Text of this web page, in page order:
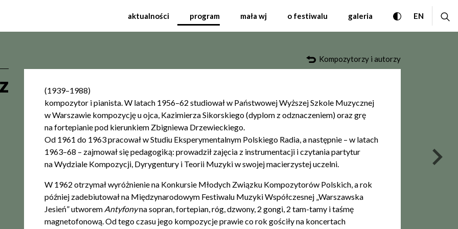
Festiwal Muzyki Współczesnej
aktualności program mała wj o festiwalu galeria przełącz
ENCHANGE
Kompozytorzy i autorzy
(1939–1988)
kompozytor i pianista. W latach 1956–62 studiował w Państwowej Wyższej Szkole Muzycznej
w Warszawie kompozycję u ojca, Kazimierza Sikorskiego (dyplom z odznaczeniem) oraz grę
na fortepianie pod kierunkiem Zbigniewa Drzewieckiego.
Od 1961 do 1963 pracował w Studiu Eksperymentalnym Polskiego Radia, a następnie – w latach
1963–68 – zajmował się pedagogiką: prowadził zajęcia z instrumentacji i czytania partytur
na Wydziale Kompozycji, Dyrygentury i Teorii Muzyki w swojej macierzystej uczelni.
W 1962 otrzymał wyróżnienie na Konkursie Młodych Związku Kompozytorów Polskich, a rok
później zadebiutował na Międzynarodowym Festiwalu Muzyki Współczesnej „Warszawska
Jesień” utworem Antyfonyna sopran, fortepian, róg, dzwony, 2 gongi, 2 tam-tamy i taśmę
magnetofonową. Od tego czasu jego kompozycje prawie co rok gościły na koncertach